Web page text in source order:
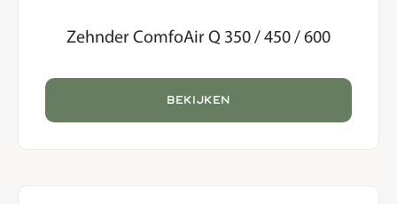
Zehnder ComfoAir Q 350 / 450 / 600